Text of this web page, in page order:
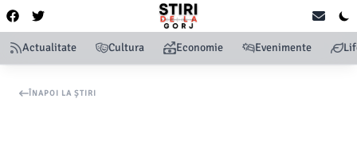
Actualitate Cultura Economie Evenimente
ÎNAPOI LA ȘTIRI